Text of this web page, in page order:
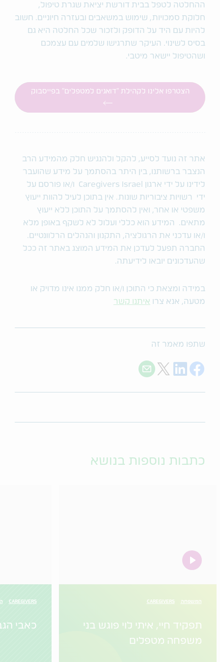
ההחלטה לטפל בבית דורשת יציאת שגרת טיפול,
חלוקת סמכויות, שימוש במשאבים ובעזרה חיוניים. חשוב
להיות עם היד על הדופק ולזכור שכל החלטה היא גם
בסיס לשינוי. העיקר שתרגישו שלמים עם עצמכם
ושהטיפול יישאר מיטבי.
הצטרפו אלינו לקהילת "דואגים למטפלים" בפייסבוק
אתר זה נועד לסייע, להקל ולהנגיש חלק מהמידע הרב
הנצבר ברשותנו, בין היתר בהסתמך על מידע שהועבר
לידינו על ידי ארגון Caregivers Israel ו/או פורסם על
ידי רשויות ציבוריות שונות. אין בתוכן לעיל להוות ייעוץ
משפטי או אחר, ואין להסתמך על התוכן ללא ייעוץ
מתאים. המידע הוא כללי ועלול לא לשקף באופן מלא
ו/או עדכני את הרגולציה, התקנון והנהלים הרלוונטיים.
החברה תפעל לעדכן את המידע המוצג באתר זה ככל
שהעדכונים יובאו לידיעתה.
במידה ומצאת כי התוכן ו/או חלק ממנו אינו מדויק או
מטעה, אנא צרו איתנו קשר
שתפו מאמר זה
Share on Facebook
Share on LinkedIn
Share on Twitter
Share with E-mail
כתבות נוספות בנושא
video
המשפחה CAREGIVERS
תפקיד חיי, איתי לוי פוגש בני
משפחה מטפלים
CAREGIVERS
כאבי